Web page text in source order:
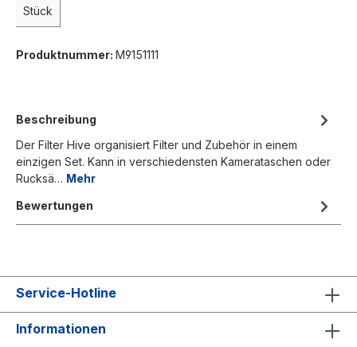
Stück
Produktnummer: M9151111
Beschreibung
Der Filter Hive organisiert Filter und Zubehör in einem
einzigen Set. Kann in verschiedensten Kamerataschen oder
Rucksä… Mehr
Bewertungen
Service-Hotline
Informationen